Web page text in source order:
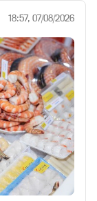
18:57, 07/08/2026